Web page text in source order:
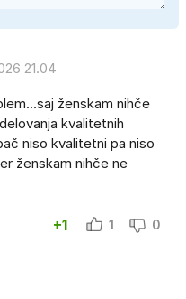
21.04
ženskam nihče
kvalitetnih
niso kvalitetni pa niso
ženskam nihče ne
+1 1 0